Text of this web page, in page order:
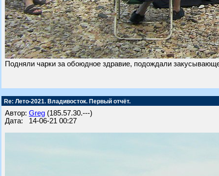
Подняли чарки за обоюдное здравие, подождали
Re: Лето-2021. Владивосток. Первый отчёт.
Автор: Greg (185.57.30.---)
Дата: 14-06-21 00:27